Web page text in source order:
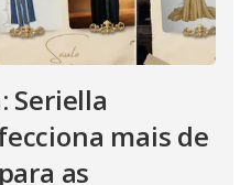
Seriella
mais de
as